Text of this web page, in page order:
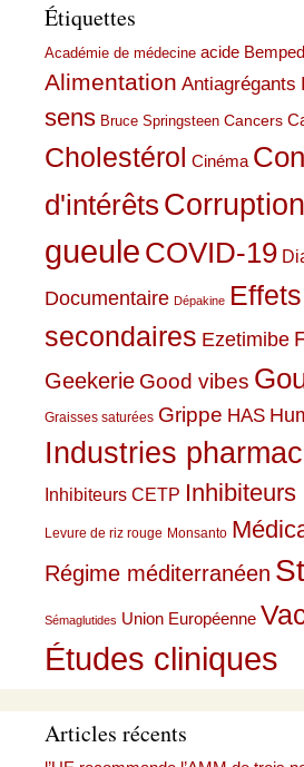
Étiquettes
Académie de médecine acide
Alimentation Antiagrégants
sens Bruce Springsteen Cancers
Cholestérol Cinéma
d'intérêts Corruption
gueule COVID-19
Documentaire Dépakine Effets
secondaires Ezetimibe
Geekerie Good vibes
Graisses saturées Grippe HAS
Industries
Inhibiteurs CETP
Levure de riz rouge Monsanto
Régime méditerranéen
Sémaglutides Union Européenne
Études cliniques
Articles récents